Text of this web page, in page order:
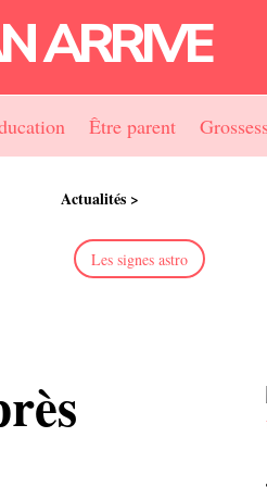
ARRIVE
Être parent
Actualités >
Les signes astro